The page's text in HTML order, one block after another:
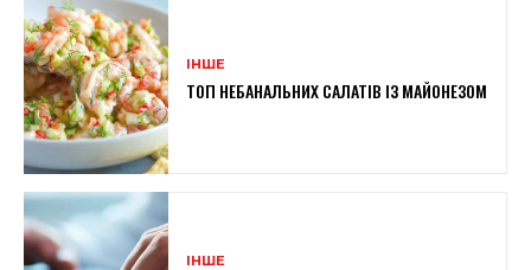
ІНШЕ
ТОП НЕБАНАЛЬНИХ САЛАТІВ ІЗ МАЙОНЕЗОМ
ІНШЕ